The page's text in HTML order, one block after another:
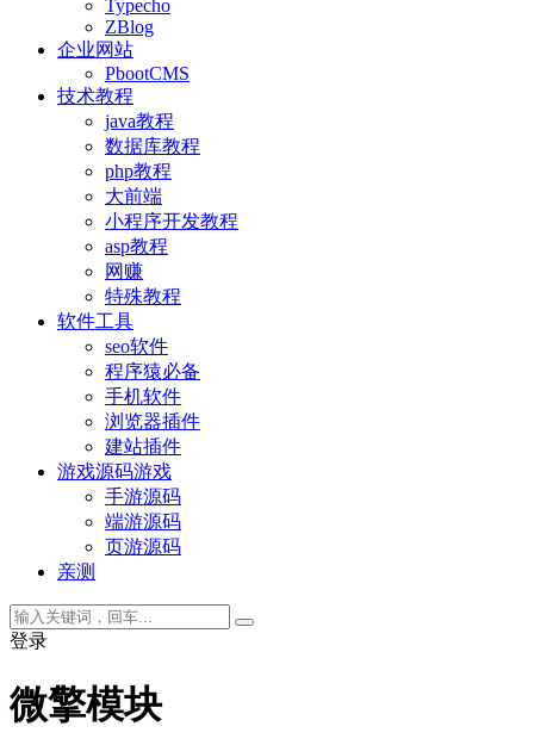
Typecho
ZBlog
企业网站
PbootCMS
技术教程
java教程
数据库教程
php教程
大前端
小程序开发教程
asp教程
网赚
特殊教程
软件工具
seo软件
程序猿必备
手机软件
浏览器插件
建站插件
游戏源码游戏
手游源码
端游源码
页游源码
亲测
登录
微擎模块